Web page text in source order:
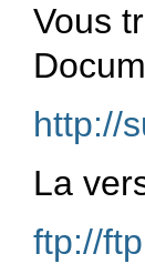
Vous
http://
La
ftp://